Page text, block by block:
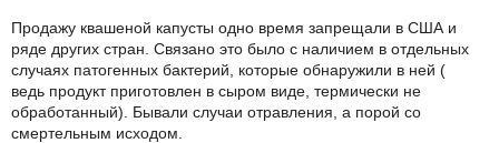
Продажу квашеной капусты одно время запрещали в США и
ряде других стран. Связано это было с наличием в отдельных
случаях патогенных бактерий, которые обнаружили в ней (
ведь продукт приготовлен в сыром виде, термически не
обработанный). Бывали случаи отравления, а порой со
смертельным исходом.